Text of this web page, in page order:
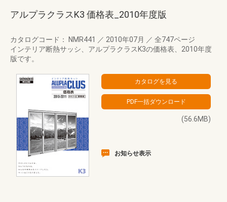
アルプラクラスK3 価格表_2010年度版
カタログコード： NMR441 ／ 2010年07月 ／ 全747ページ
インテリア断熱サッシ、アルプラクラスK3の価格表、2010年度
版です。
(56.6MB)
お知らせ表示